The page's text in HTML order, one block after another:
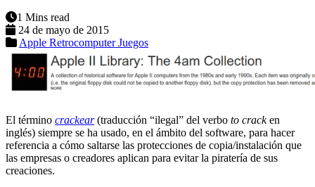
1 Mins read
24 de mayo de 2015
Apple RetrocomputerJuegos
El término crackear(traducción “ilegal” del verbo to cracken
inglés) siempre se ha usado, en el ámbito del software, para hacer
referencia a cómo saltarse las protecciones de copia/instalación que
las empresas o creadores aplican para evitar la piratería de sus
creaciones.